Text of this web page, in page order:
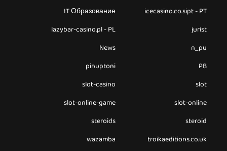
icecasino.co.sipt - PT
IT Образование
jurist
lazybar-casino.pl - PL
n_pu
News
PB
pinuptoni
slot
slot-casino
slot-online
slot-online-game
steroid
steroids
troikaeditions.co.uk
wazamba